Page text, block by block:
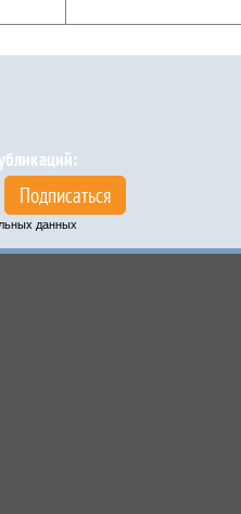
Подписаться
данных